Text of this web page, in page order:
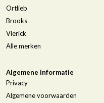
Ortlieb
Brooks
Vlerick
Alle merken
Algemene informatie
Privacy
Algemene voorwaarden